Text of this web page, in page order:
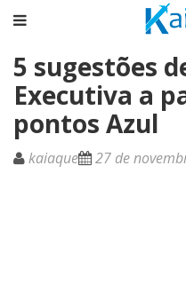
5 sugestões
Executiva a
pontos Azul
kaiaque 27 de